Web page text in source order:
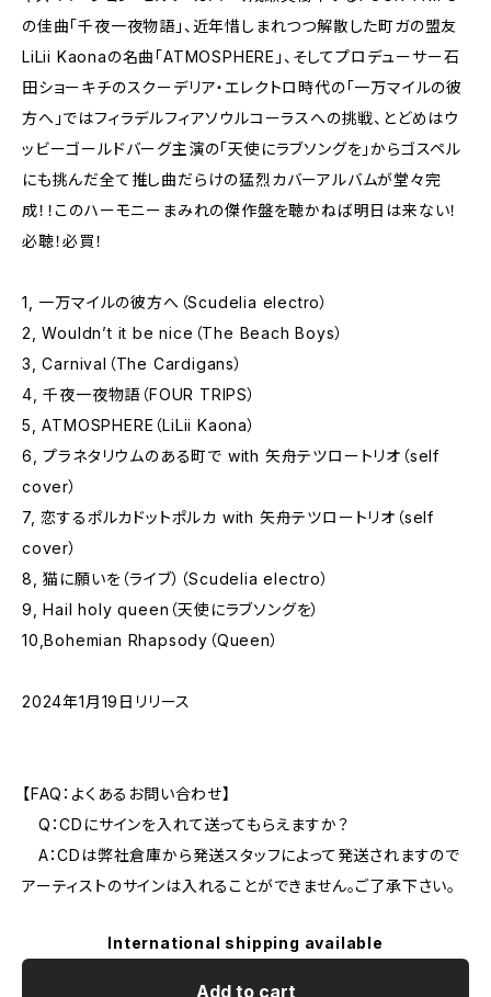
の佳曲「千夜一夜物語」、近年惜しまれつつ解散した町ガの盟友
LiLii Kaonaの名曲「ATMOSPHERE」、そしてプロデューサー石
田ショーキチのスクーデリア・エレクトロ時代の「一万マイルの彼
方へ」ではフィラデルフィアソウルコーラスへの挑戦、とどめはウ
ッビーゴールドバーグ主演の「天使にラブソングを」からゴスペル
にも挑んだ全て推し曲だらけの猛烈カバーアルバムが堂々完
成！！このハーモニーまみれの傑作盤を聴かねば明日は来ない！
必聴！必買！
1, 一万マイルの彼方へ（Scudelia electro）
2, Wouldn’t it be nice（The Beach Boys）
3, Carnival（The Cardigans）
4, 千夜一夜物語（FOUR TRIPS）
5, ATMOSPHERE（LiLii Kaona）
6, プラネタリウムのある町で with 矢舟テツロートリオ（self
cover）
7, 恋するポルカドットポルカ with 矢舟テツロートリオ（self
cover）
8, 猫に願いを（ライブ）（Scudelia electro）
9, Hail holy queen（天使にラブソングを）
10,Bohemian Rhapsody（Queen）
2024年1月19日リリース
【FAQ：よくあるお問い合わせ】
Q：CDにサインを入れて送ってもらえますか？
A：CDは弊社倉庫から発送スタッフによって発送されますので
アーティストのサインは入れることができません。ご了承下さい。
International shipping available
Add to cart